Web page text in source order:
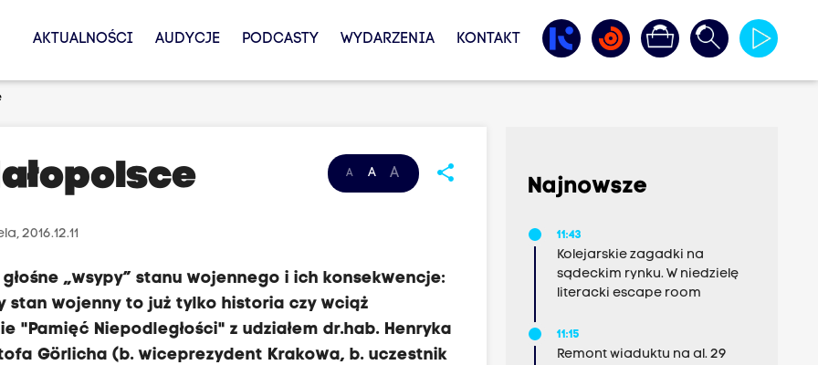
AKTUALNOŚCI AUDYCJE PODCASTY WYDARZENIA KONTAKT
A A A share
2016.12.11
„wsypy” stanu wojennego i ich konsekwencje:
stan wojenny to już tylko historia czy wciąż
"Pamięć Niepodległości" z udziałem dr.hab. Henryka
Görlicha (b. wiceprezydent Krakowa, b. uczestnik
Najnowsze
11:43
Kolejarskie zagadki na
sądeckim rynku. W niedzielę
literacki escape room
11:15
Remont wiaduktu na al. 29